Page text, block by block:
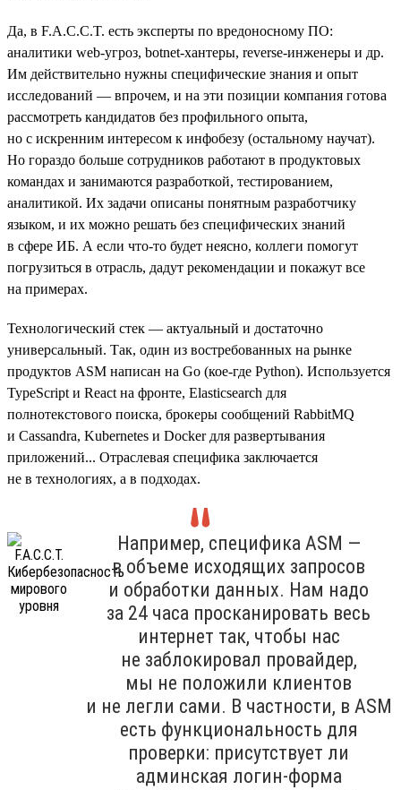
Да, в F.A.C.C.T. есть эксперты по вредоносному ПО:
аналитики web-угроз, botnet-хантеры, reverse-инженеры и др.
Им действительно нужны специфические знания и опыт
исследований — впрочем, и на эти позиции компания готова
рассмотреть кандидатов без профильного опыта,
но с искренним интересом к инфобезу (остальному научат).
Но гораздо больше сотрудников работают в продуктовых
командах и занимаются разработкой, тестированием,
аналитикой. Их задачи описаны понятным разработчику
языком, и их можно решать без специфических знаний
в сфере ИБ. А если что-то будет неясно, коллеги помогут
погрузиться в отрасль, дадут рекомендации и покажут все
на примерах.
Технологический стек — актуальный и достаточно
универсальный. Так, один из востребованных на рынке
продуктов ASM написан на Go (кое-где Python). Используется
TypeScript и React на фронте, Elasticsearch для
полнотекстового поиска, брокеры сообщений RabbitMQ
и Cassandra, Kubernetes и Docker для развертывания
приложений... Отраслевая специфика заключается
не в технологиях, а в подходах.
Например, специфика ASM —
в объеме исходящих запросов
и обработки данных. Нам надо
за 24 часа просканировать весь
интернет так, чтобы нас
не заблокировал провайдер,
мы не положили клиентов
и не легли сами. В частности, в ASM
есть функциональность для
проверки: присутствует ли
админская логин-форма